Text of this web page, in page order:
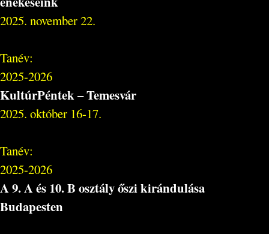
2025. november 22.
Tanév:
2025-2026
KultúrPéntek – Temesvár
2025. október 16-17.
Tanév:
2025-2026
A 9. A és 10. B osztály őszi kirándulása
Budapesten